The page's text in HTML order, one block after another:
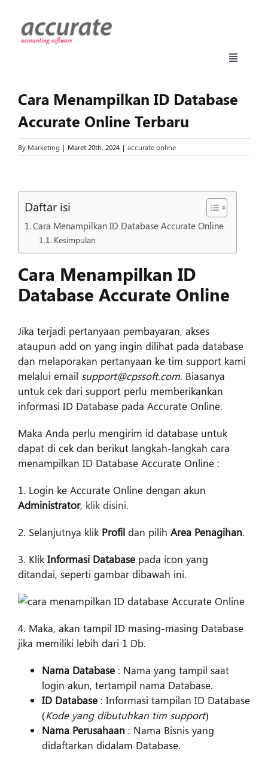
content
Toggle
Fitur
Manufaktur
Masuk
Cara Menampilkan ID Database
Accurate Online Terbaru
By Marketing | Maret 20th, 2024 | accurate online
Larger
Image
Daftar isi
Cara Menampilkan ID Database Accurate Online
Kesimpulan
Cara Menampilkan ID
Database Accurate Online
Jika terjadi pertanyaan pembayaran, akses
ataupun add on yang ingin dilihat pada database
dan melaporakan pertanyaan ke tim support kami
melalui email support@cpssoft.com. Biasanya
untuk cek dari support perlu memberikankan
informasi ID Database pada Accurate Online.
Maka Anda perlu mengirim id database untuk
dapat di cek dan berikut langkah-langkah cara
menampilkan ID Database Accurate Online :
1. Login ke Accurate Online dengan akun
Administrator, klik disini.
2. Selanjutnya klik Profil dan pilih Area Penagihan.
3. Klik Informasi Database pada icon yang
ditandai, seperti gambar dibawah ini.
4. Maka, akan tampil ID masing-masing Database
jika memiliki lebih dari 1 Db.
Nama Database : Nama yang tampil saat
login akun, tertampil nama Database.
ID Database : Informasi tampilan ID Database
(Kode yang dibutuhkan tim support)
Nama Perusahaan : Nama Bisnis yang
didaftarkan didalam Database.